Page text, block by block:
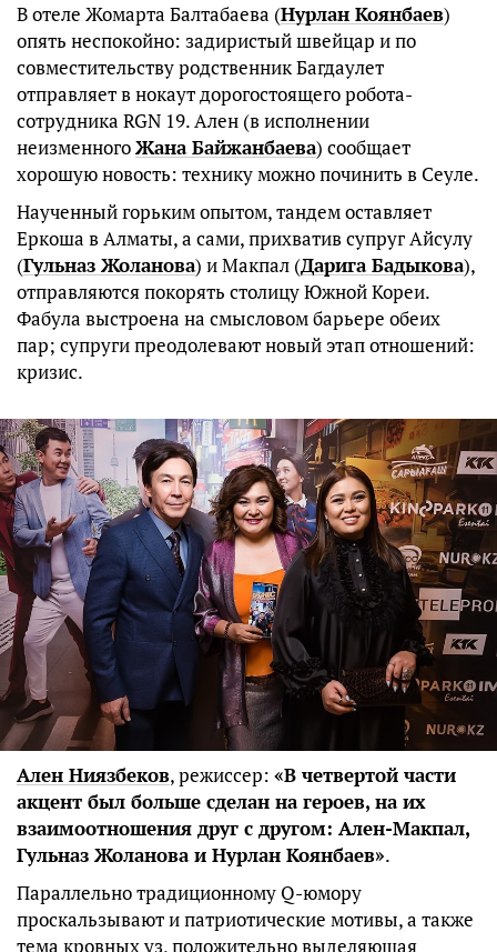
В отеле Жомарта Балтабаева (Нурлан Коянбаев)
опять неспокойно: задиристый швейцар и по
совместительству родственник Багдаулет
отправляет в нокаут дорогостоящего робота-
сотрудника RGN 19. Ален (в исполнении
неизменногоЖана Байжанбаева) сообщает
хорошую новость: технику можно починить в Сеуле.
Наученный горьким опытом, тандем оставляет
Еркоша в Алматы, а сами, прихватив супруг Айсулу
(Гульназ Жоланова) и Макпал (Дарига Бадыкова),
отправляются покорять столицу Южной Кореи.
Фабула выстроена на смысловом барьере обеих
пар; супруги преодолевают новый этап отношений:
кризис.
Ален Ниязбеков, режиссер: «В четвертой части
акцент был больше сделан на героев, на их
взаимоотношения друг с другом: Ален-Макпал,
Гульназ Жоланова и Нурлан Коянбаев».
Параллельно традиционному Q-юмору
проскальзывают и патриотические мотивы, а также
тема кровных уз, положительно выделяющая